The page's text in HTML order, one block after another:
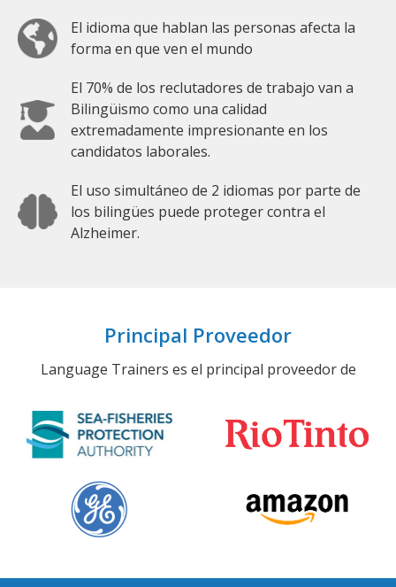
El idioma que hablan las personas afecta la
forma en que ven el mundo
El 70% de los reclutadores de trabajo van a
Bilingüismo como una calidad
extremadamente impresionante en los
candidatos laborales.
El uso simultáneo de 2 idiomas por parte de
los bilingües puede proteger contra el
Alzheimer.
Principal Proveedor
Language Trainers es el principal proveedor de